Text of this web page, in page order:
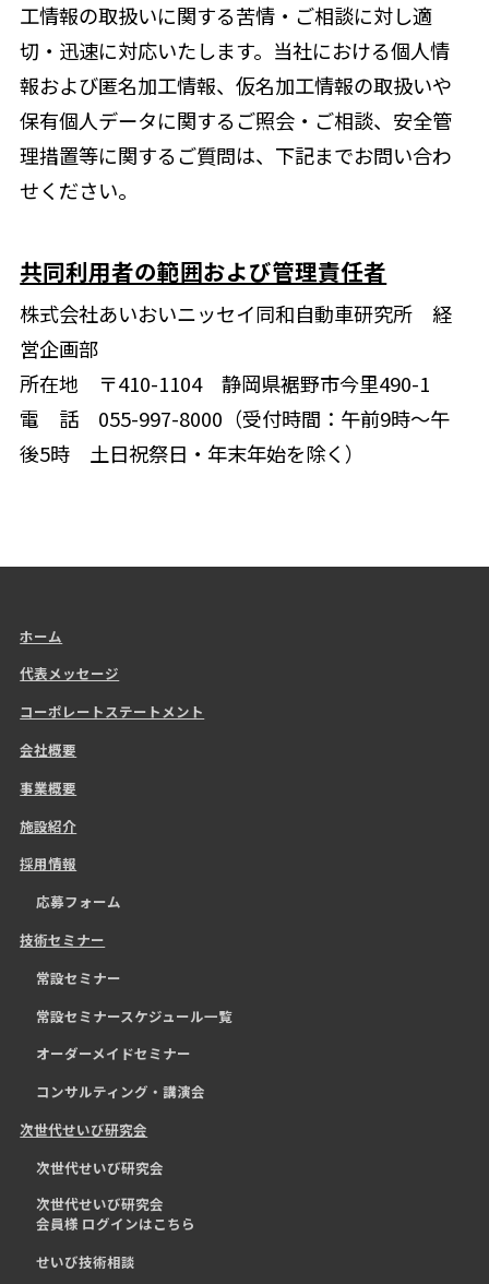
工情報の取扱いに関する苦情・ご相談に対し適
切・迅速に対応いたします。当社における個人情
報および匿名加工情報、仮名加工情報の取扱いや
保有個人データに関するご照会・ご相談、安全管
理措置等に関するご質問は、下記までお問い合わ
せください。
共同利用者の範囲および管理責任者
株式会社あいおいニッセイ同和自動車研究所 経
営企画部
所在地 〒410-1104 静岡県裾野市今里490-1
電 話 055-997-8000（受付時間：午前9時～午
後5時 土日祝祭日・年末年始を除く）
ホーム
代表メッセージ
コーポレートステートメント
会社概要
事業概要
施設紹介
採用情報
応募フォーム
技術セミナー
常設セミナー
常設セミナースケジュール一覧
オーダーメイドセミナー
コンサルティング・講演会
次世代せいび研究会
次世代せいび研究会
次世代せいび研究会
会員様 ログインはこちら
せいび技術相談